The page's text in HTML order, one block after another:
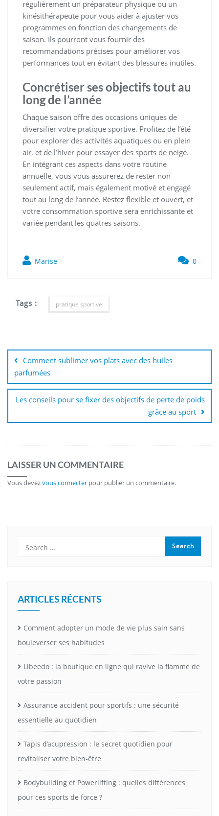
régulièrement un préparateur physique ou un
kinésithérapeute pour vous aider à ajuster vos
programmes en fonction des changements de
saison. Ils pourront vous fournir des
recommandations précises pour améliorer vos
performances tout en évitant des blessures inutiles.
Concrétiser ses objectifs tout au
long de l’année
Chaque saison offre des occasions uniques de
diversifier votre pratique sportive. Profitez de l’été
pour explorer des activités aquatiques ou en plein
air, et de l’hiver pour essayer des sports de neige.
En intégrant ces aspects dans votre routine
annuelle, vous vous assurerez de rester non
seulement actif, mais également motivé et engagé
tout au long de l’année. Restez flexible et ouvert, et
votre consommation sportive sera enrichissante et
variée pendant les quatres saisons.
Marise 0
Tags : pratique sportive
de
l’article
Comment sublimer vos plats avec des huiles
parfumées
Les conseils pour se fixer des objectifs de perte de poids
grâce au sport
LAISSER UN COMMENTAIRE
Vous devezvous connecter pour publier un commentaire.
ARTICLES RÉCENTS
Comment adopter un mode de vie plus sain sans
bouleverser ses habitudes
Libeedo : la boutique en ligne qui ravive la flamme de
votre passion
Assurance accident pour sportifs : une sécurité
essentielle au quotidien
Tapis d’acupression : le secret quotidien pour
revitaliser votre bien-être
Bodybuilding et Powerlifting : quelles différences
pour ces sports de force ?